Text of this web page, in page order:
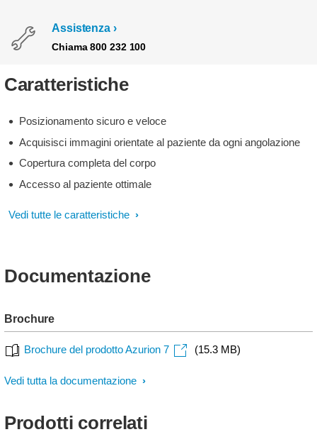
Assistenza
Chiama 800 232 100
Caratteristiche
Posizionamento sicuro e veloce
Acquisisci immagini orientate al paziente da ogni angolazione
Copertura completa del corpo
Accesso al paziente ottimale
Vedi tutte le caratteristiche
Documentazione
Brochure
Brochure del prodotto Azurion 7 (15.3 MB)
Vedi tutta la documentazione
Prodotti correlati